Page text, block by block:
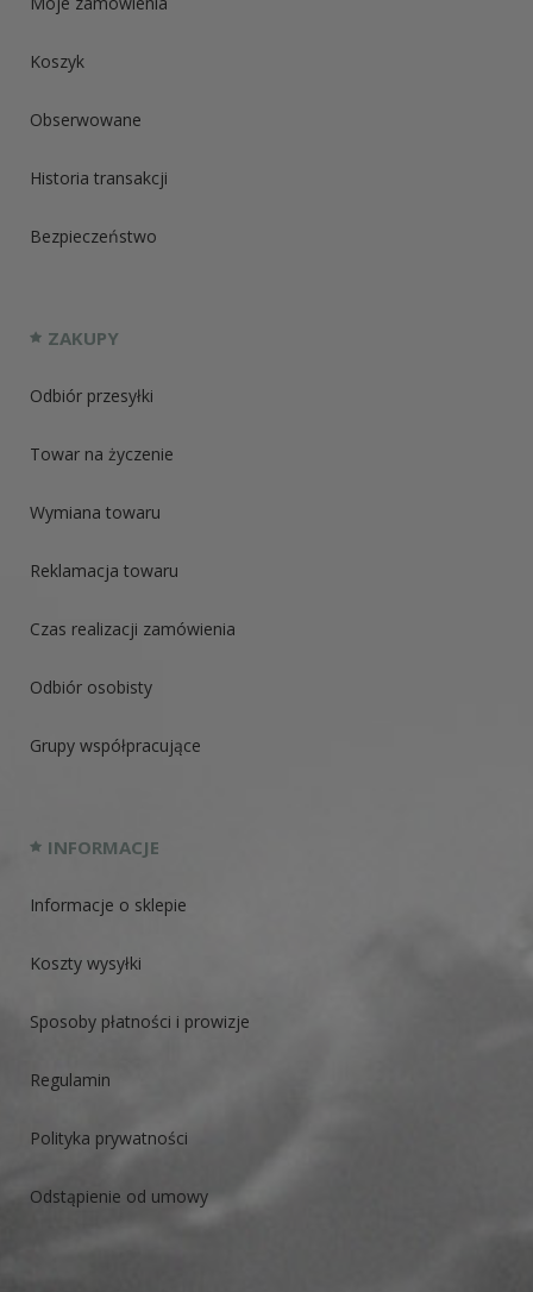
Koszyk
Obserwowane
Historia transakcji
Bezpieczeństwo
ZAKUPY
Odbiór przesyłki
Towar na życzenie
Wymiana towaru
Reklamacja towaru
Czas realizacji zamówienia
Odbiór osobisty
Grupy współpracujące
INFORMACJE
Informacje o sklepie
Koszty wysyłki
Sposoby płatności i prowizje
Regulamin
Polityka prywatności
Odstąpienie od umowy